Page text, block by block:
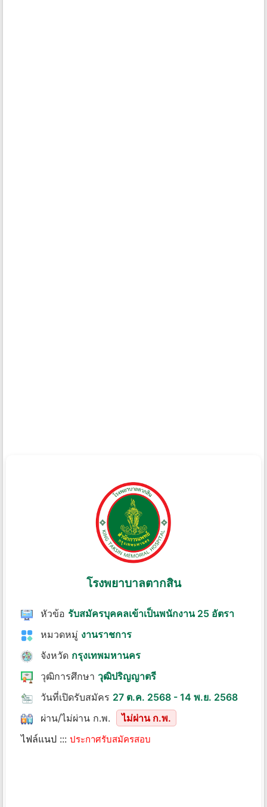
โรงพยาบาลตากสิน
หัวข้อ รับสมัครบุคคลเข้าเป็นพนักงาน 25 อัตรา
หมวดหมู่ งานราชการ
จังหวัด กรุงเทพมหานคร
วุฒิการศึกษา วุฒิปริญญาตรี
วันที่เปิดรับสมัคร 27 ต.ค. 2568 - 14 พ.ย. 2568
ผ่าน/ไม่ผ่าน ก.พ.
ไม่ผ่าน ก.พ.
ไฟล์แนป ::: ประกาศรับสมัครสอบ